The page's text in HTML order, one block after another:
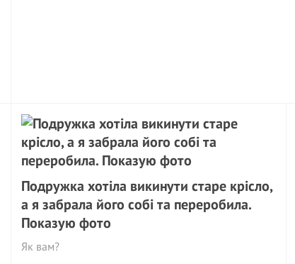
Подружка хотіла викинути старе крісло,
а я забрала його собі та переробила.
Показую фото
Як вам?